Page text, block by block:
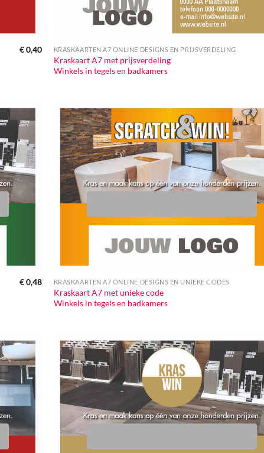
€0,40 KRASKAARTEN A7 ONLINE DESIGNS EN PRIJSVERDELING
Kraskaart A7 met prijsverdeling
Winkels in tegels en badkamers
€0,48 KRASKAARTEN A7 ONLINE DESIGNS EN UNIEKE CODES
Kraskaart A7 met unieke code
Winkels in tegels en badkamers